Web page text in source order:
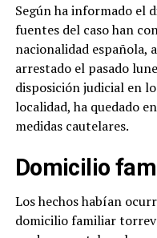
Según ha informado el
fuentes del caso han
nacionalidad española,
arrestado el pasado
disposición judicial en
localidad, ha quedado
medidas cautelares.
Domicilio
Los hechos habían
domicilio familiar